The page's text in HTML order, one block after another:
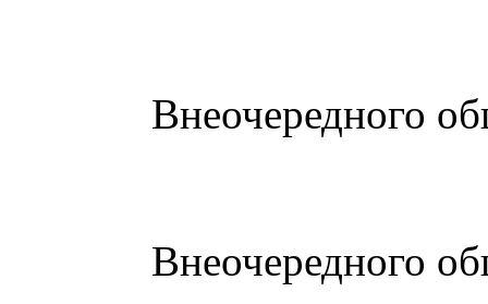
Внеочередного
Внеочередного